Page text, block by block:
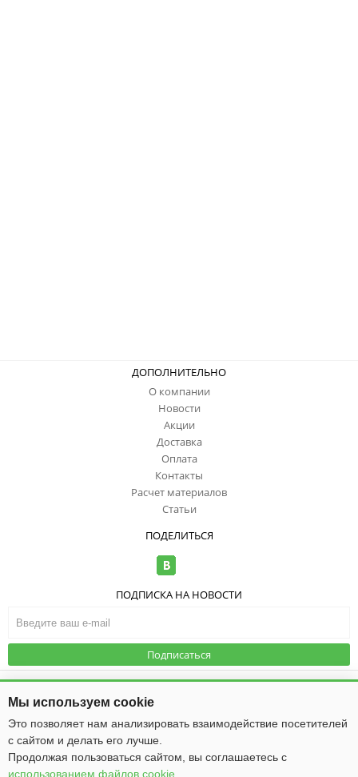
ДОПОЛНИТЕЛЬНО
О компании
Новости
Акции
Доставка
Оплата
Контакты
Расчет материалов
Статьи
ПОДЕЛИТЬСЯ
ПОДПИСКА НА НОВОСТИ
Подписаться
© ООО "ИзоТоп", 2006-2026. Все права
защищены. Информация сайта
защищена законом об авторских
правах.
Общество с ограниченной ответственностью «ИзоТоп»
ИНН 5256084834
ОГРН 1085256009475
Мы используем cookie
Это позволяет нам анализировать взаимодействие посетителей
с сайтом и делать его лучше.
Продолжая пользоваться сайтом, вы соглашаетесь с
использованием файлов cookie